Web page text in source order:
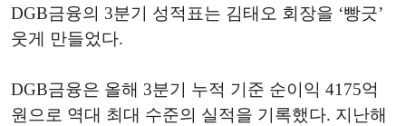
DGB금융의 3분기 성적표는 김태오 회장을 ‘빵긋’
웃게 만들었다.
DGB금융은 올해 3분기 누적 기준 순이익 4175억
원으로 역대 최대 수준의 실적을 기록했다. 지난해